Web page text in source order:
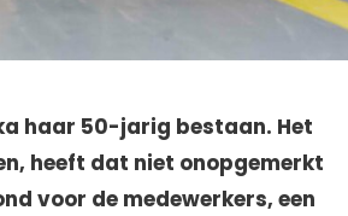
haar 50-jarig bestaan. Het
heeft dat niet onopgemerkt
voor de medewerkers, een